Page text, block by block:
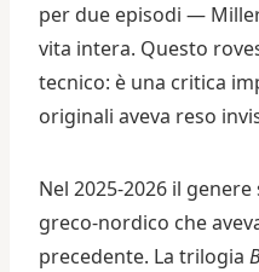
per due episodi —
vita intera. Questo
tecnico: è una critica
originali aveva reso
Nel 2025-2026 il
greco-nordico che
precedente. La trilogia